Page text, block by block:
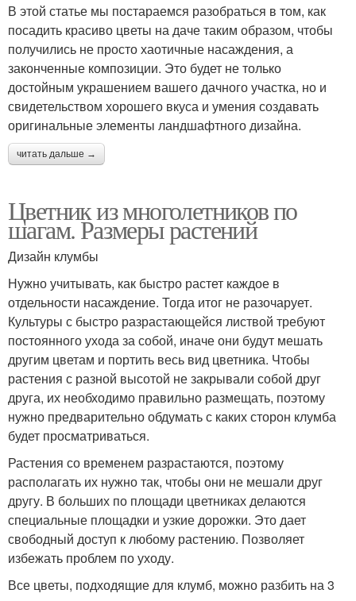
В этой статье мы постараемся разобраться в том, как
посадить красиво цветы на даче таким образом, чтобы
получились не просто хаотичные насаждения, а
законченные композиции. Это будет не только
достойным украшением вашего дачного участка, но и
свидетельством хорошего вкуса и умения создавать
оригинальные элементы ландшафтного дизайна.
читать дальше →
Цветник из многолетников по
шагам. Размеры растений
Дизайн клумбы
Нужно учитывать, как быстро растет каждое в
отдельности насаждение. Тогда итог не разочарует.
Культуры с быстро разрастающейся листвой требуют
постоянного ухода за собой, иначе они будут мешать
другим цветам и портить весь вид цветника. Чтобы
растения с разной высотой не закрывали собой друг
друга, их необходимо правильно размещать, поэтому
нужно предварительно обдумать с каких сторон клумба
будет просматриваться.
Растения со временем разрастаются, поэтому
располагать их нужно так, чтобы они не мешали друг
другу. В больших по площади цветниках делаются
специальные площадки и узкие дорожки. Это дает
свободный доступ к любому растению. Позволяет
избежать проблем по уходу.
Все цветы, подходящие для клумб, можно разбить на 3